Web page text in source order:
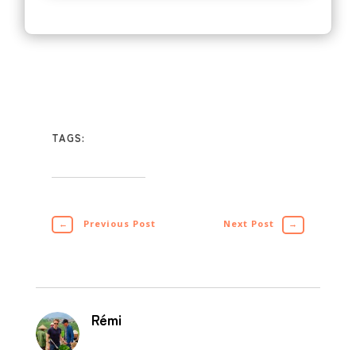
TAGS:
← Previous Post Next Post →
Rémi